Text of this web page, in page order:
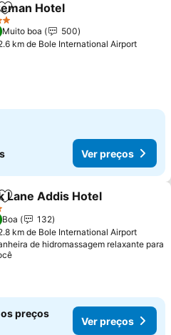
Adicionar aos favoritos
Hotel
Muito boa
500
km de Bole International Airport
Ver preços
Adicionar aos favoritos
Lane Addis Hotel
Boa
132
km de Bole International Airport
de hidromassagem relaxante para
preços
Ver preços